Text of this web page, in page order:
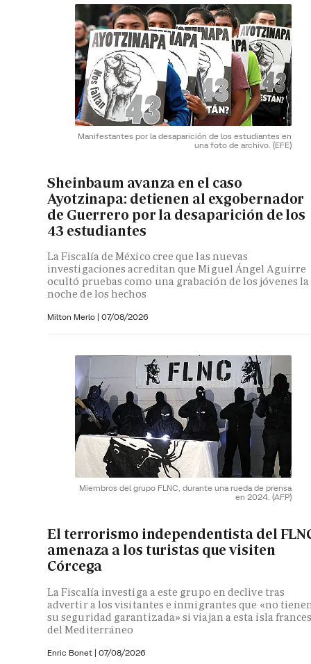
Manifestantes por la desaparición de los estudiantes en
una foto de archivo. (EFE)
Sheinbaum avanza en el caso
Ayotzinapa: detienen al exgobernador
de Guerrero por la desaparición de los
43 estudiantes
La Fiscalía de México cree que las nuevas
investigaciones acreditan que Miguel Ángel Aguirre
ocultó pruebas como una grabación de los jóvenes la
noche de los hechos
Milton Merlo | 07/08/2026
Miembros del grupo FLNC, durante una rueda de prensa
en 2024. (AFP)
El terrorismo independentista del
amenaza a los turistas que visiten
Córcega
La Fiscalía investiga a este grupo en declive tras
advertir a los visitantes e inmigrantes que «no
su seguridad garantizada» si viajan a esta isla
del Mediterráneo
Enric Bonet | 07/08/2026